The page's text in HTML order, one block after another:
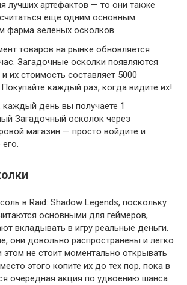
лучших артефактов — то они также
еще одним основным
фарма зеленых осколков.
товаров на рынке обновляется
Загадочные осколки появляются
их стоимость составляет 5000
каждый раз, когда видите их!
каждый день вы получаете 1
Загадочный осколок через
магазин — просто войдите и
его.
в Raid: Shadow Legends, поскольку
основными для геймеров,
вкладывать в игру реальные деньги.
они довольно распространены и легко
не стоит моментально открывать
этого копите их до тех пор, пока в
очередная акция по удвоению шанса